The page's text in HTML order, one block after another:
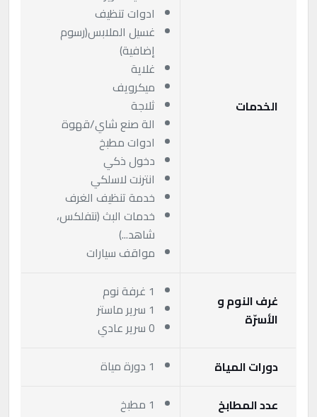
الخدمات
ادوات تنظيف
غسيل الملابس(رسوم
إضافية)
غلاية
ميكرويف
ثلاجة
الة صنع شاي/قهوة
ادوات مطبخ
دخول ذكي
انترنت لاسلكي
خدمة تنظيف الغرف
خدمات البث (نتفلكس،
شاهد...)
مواقف سيارات
غرف النوم و
الأسرّة
1 غرفة نوم
1 سرير ماستر
0 سرير عادي
دورات المياة
1 دورة مياة
عدد المطابخ
1 مطبخ